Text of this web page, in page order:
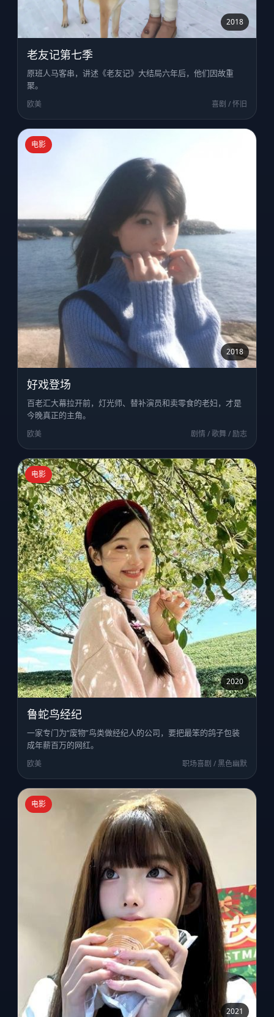
2018
老友记第七季
原班人马客串，讲述《老友记》大结局六年后，他们因故重
聚。
欧美 喜剧 / 怀旧
电影
2018
好戏登场
百老汇大幕拉开前，灯光师、替补演员和卖零食的老妇，才是
今晚真正的主角。
欧美 剧情 / 歌舞 / 励志
电影
2020
鲁蛇鸟经纪
一家专门为“废物”鸟类做经纪人的公司，要把最笨的鸽子包装
成年薪百万的网红。
欧美 职场喜剧 / 黑色幽默
电影
2021